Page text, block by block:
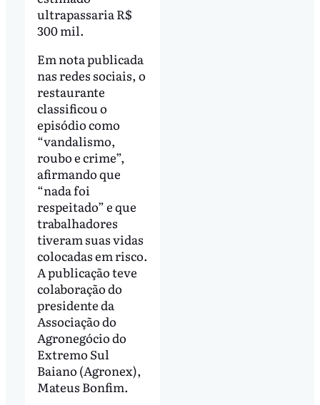
ultrapassaria R$
300 mil.
Em nota publicada
nas redes sociais, o
restaurante
classificou o
episódio como
“vandalismo,
roubo e crime”,
afirmando que
“nada foi
respeitado” e que
trabalhadores
tiveram suas vidas
colocadas em risco.
A publicação teve
colaboração do
presidente da
Associação do
Agronegócio do
Extremo Sul
Baiano (Agronex),
Mateus Bonfim.